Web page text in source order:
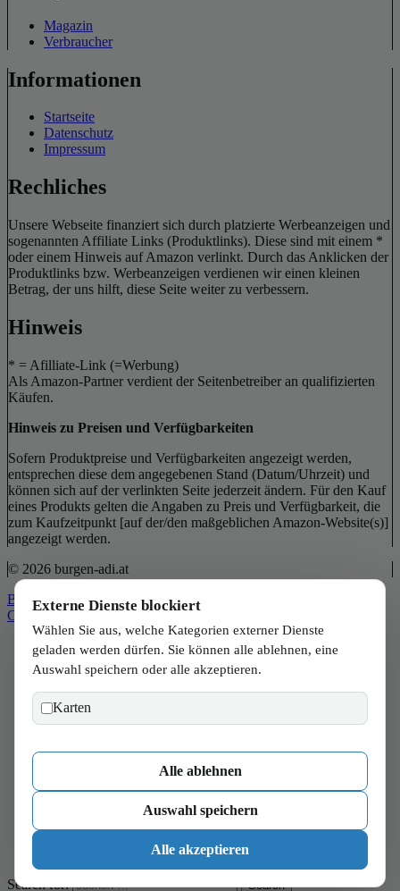
Magazin
Verbraucher
Informationen
Startseite
Datenschutz
Impressum
Rechliches
Unsere Webseite finanziert sich durch platzierte Werbeanzeigen und
sogenannten Affiliate Links (Produktlinks). Diese sind mit einem *
oder einem Hinweis auf Amazon verlinkt. Durch das Anklicken der
Produktlinks bzw. Werbeanzeigen verdienen wir einen kleinen
Betrag, der uns hilft, diese Seite weiter zu verbessern.
Hinweis
* = Afilliate-Link (=Werbung)
Als Amazon-Partner verdient der Seitenbetreiber an qualifizierten
Käufen.
Hinweis zu Preisen und Verfügbarkeiten
Sofern Produktpreise und Verfügbarkeiten angezeigt werden,
entsprechen diese dem angegebenen Stand (Datum/Uhrzeit) und
können sich auf der verlinkten Seite jederzeit ändern. Für den Kauf
eines Produkts gelten die Angaben zu Preis und Verfügbarkeit, die
zum Kaufzeitpunkt [auf der/den maßgeblichen Amazon-Website(s)]
angezeigt werden.
© 2026 burgen-adi.at
Back to Top
Close
Start
Wien
Niederösterreich
Burgenland
Steiermark
Kärnten
Vorarlberg
Search for: Search
Externe Dienste blockiert
Wählen Sie aus, welche Kategorien externer Dienste
geladen werden dürfen. Sie können alle ablehnen, eine
Auswahl speichern oder alle akzeptieren.
Karten
Alle ablehnen
Auswahl speichern
Alle akzeptieren